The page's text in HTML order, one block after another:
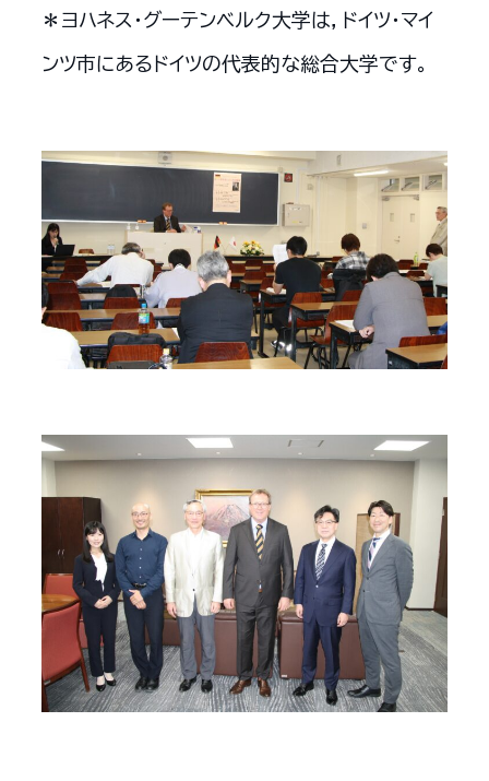
＊ヨハネス・グーテンベルク大学は，ドイツ・マイ
ンツ市にあるドイツの代表的な総合大学です。